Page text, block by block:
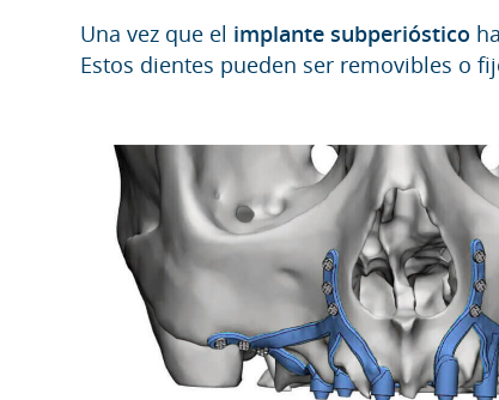
Una vez que el implante subperióstico
Estos dientes pueden ser removibles o